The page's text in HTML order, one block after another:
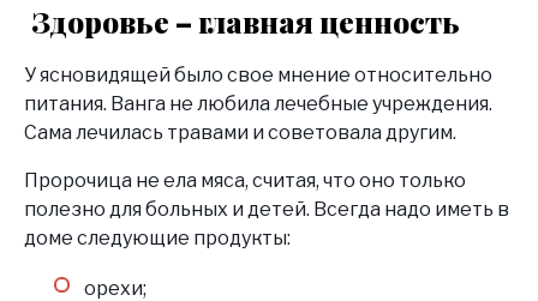
Здоровье – главная ценность
У ясновидящей было свое мнение относительно
питания. Ванга не любила лечебные учреждения.
Сама лечилась травами и советовала другим.
Пророчица не ела мяса, считая, что оно только
полезно для больных и детей. Всегда надо иметь в
доме следующие продукты:
орехи;